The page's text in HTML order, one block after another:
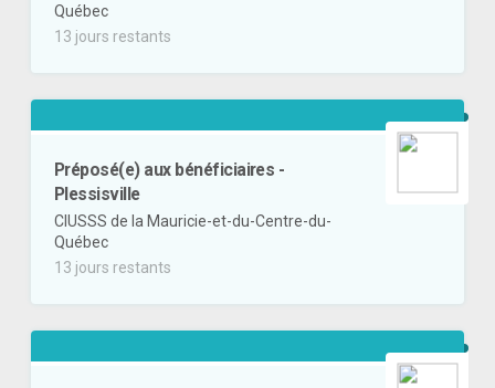
Québec
13 jours restants
Préposé(e) aux bénéficiaires -
Plessisville
CIUSSS de la Mauricie-et-du-Centre-du-
Québec
13 jours restants